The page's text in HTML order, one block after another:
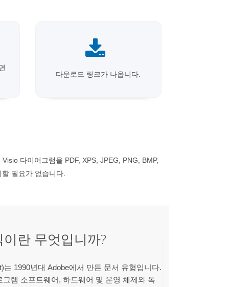
다운로드 링크가 나옵니다.
다이어그램을 PDF, XPS, JPEG, PNG, BMP,
필요가 없습니다.
란 무엇입니까?
는 1990년대 Adobe에서 만든 문서 유형입니다.
램 소프트웨어, 하드웨어 및 운영 체제와 독